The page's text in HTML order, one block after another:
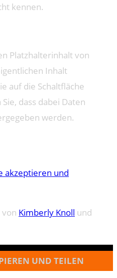
kennen.
Platzhalterinhalt von
Inhalt
auf die Schaltfläche
dass dabei Daten
werden.
akzeptieren und
Kimberly Knoll und
UND TEILEN